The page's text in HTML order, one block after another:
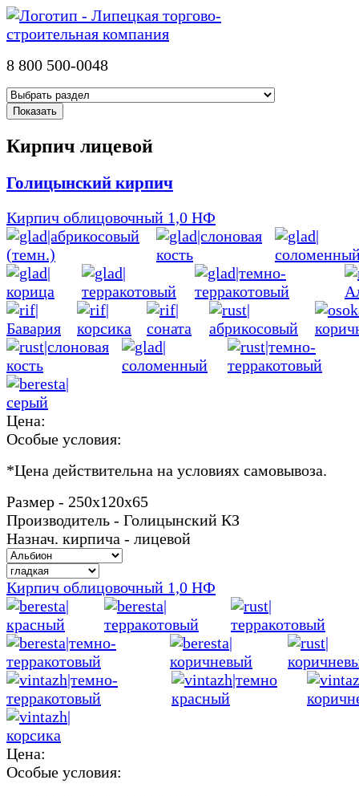
8 800 500-0048
Кирпич лицевой
Голицынский кирпич
Кирпич облицовочный 1,0 НФ
Цена:
Особые условия:
*Цена действительна на условиях самовывоза.
Размер - 250х120х65
Производитель - Голицынский КЗ
Назнач. кирпича - лицевой
Кирпич облицовочный 1,0 НФ
Цена:
Особые условия: